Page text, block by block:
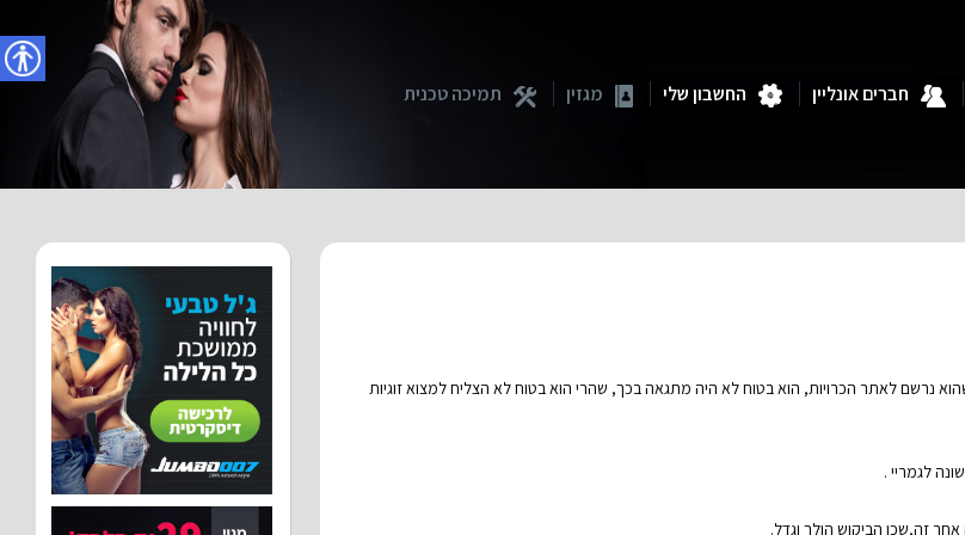
חברים אונליין החשבון שלי מגזין תמיכה טכנית
נרשם לאתר הכרויות, הוא בטוח לא היה מתגאה בכך, שהרי הוא בטוח לא הצליח למצוא זוגיות
לגמריי .
זה,שכן הביקוש הולך וגדל.